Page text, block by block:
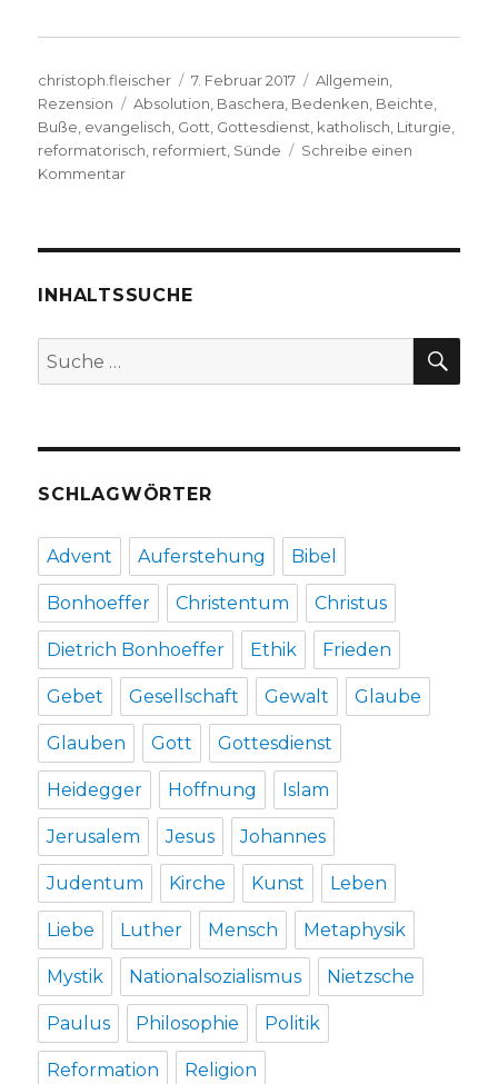
Autor
christoph.fleischer
Veröffentlicht
am
7. Februar 2017 Kategorien
Allgemein
Rezension
Schlagwörter
Absolution Baschera Bedenken Beichte
Buße evangelisch Gott Gottesdienst katholisch Liturgie
reformatorisch reformiert Sünde
Schreibe einen
Kommentarzu
vor
Rezension
Christoph
2017
INHALTSSUCHE
Suche
nach:
SCHLAGWÖRTER
Advent Auferstehung Bibel
Bonhoeffer Christentum Christus
Dietrich Bonhoeffer Ethik Frieden
Gebet Gesellschaft Gewalt Glaube
Glauben Gott Gottesdienst
Heidegger Hoffnung Islam
Jerusalem Jesus Johannes
Judentum Kirche Kunst Leben
Liebe Luther Mensch Metaphysik
Mystik Nationalsozialismus Nietzsche
Paulus Philosophie Politik
Reformation Religion